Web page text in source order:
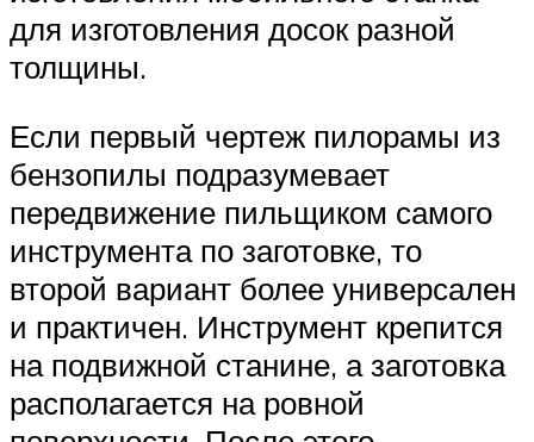
для изготовления досок разной
толщины.
Если первый чертеж пилорамы из
бензопилы подразумевает
передвижение пильщиком самого
инструмента по заготовке, то
второй вариант более универсален
и практичен. Инструмент крепится
на подвижной станине, а заготовка
располагается на ровной